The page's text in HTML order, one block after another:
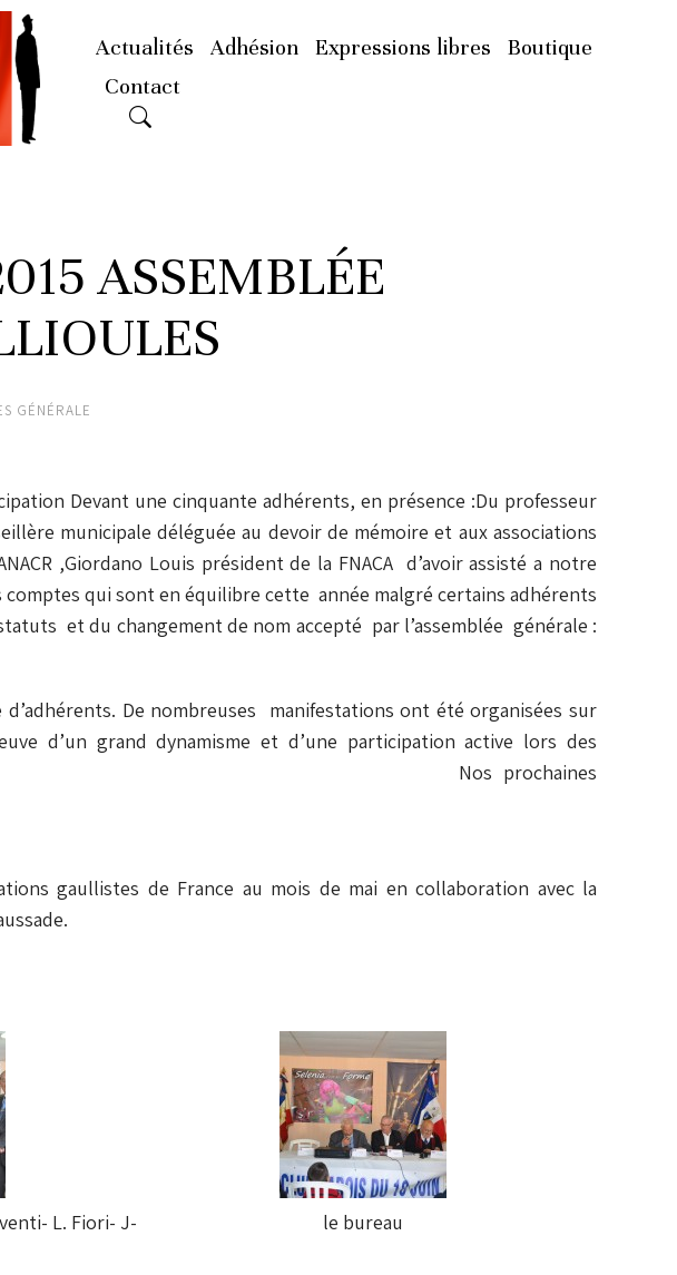
Actualités Adhésion Expressions libres
Boutique
Contact
ASSEMBLÉE
GÉNÉRALE
Devant une cinquante adhérents, en présence :Du professeur
municipale déléguée au devoir de mémoire et aux associations
,Giordano Louis président de la FNACA d’avoir assisté a notre
qui sont en équilibre cette année malgré certains adhérents
et du changement de nom accepté par l’assemblée générale :
De nombreuses manifestations ont été organisées sur
d’un grand dynamisme et d’une participation active lors des
départementaux. Nos prochaines
gaullistes de France au mois de mai en collaboration avec la
L. Fiori- J-
le bureau